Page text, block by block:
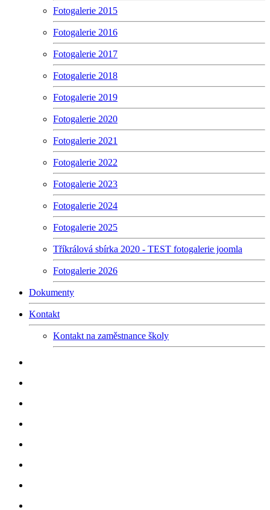
Fotogalerie 2015
Fotogalerie 2016
Fotogalerie 2017
Fotogalerie 2018
Fotogalerie 2019
Fotogalerie 2020
Fotogalerie 2021
Fotogalerie 2022
Fotogalerie 2023
Fotogalerie 2024
Fotogalerie 2025
Tříkrálová sbírka 2020 - TEST fotogalerie joomla
Fotogalerie 2026
Dokumenty
Kontakt
Kontakt na zaměstnance školy